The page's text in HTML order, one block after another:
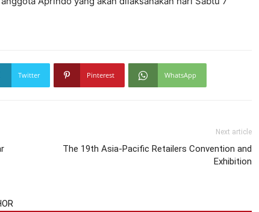
Twitter Pinterest WhatsApp
Next article
The 19th Asia-Pacific Retailers Convention and
Exhibition